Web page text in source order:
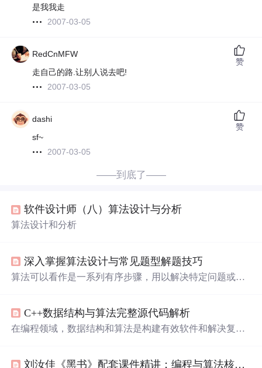
是我我走
2007-03-05
RedCnMFW
走自己的路.让别人说去吧!
2007-03-05
赞
dashi
sf~
2007-03-05
赞
——到底了——
软件设计师（八）算法设计与分析
算法设计和分析
深入掌握算法设计与常见题型解题技巧
算法可以看作是一系列有序步骤，用以解决特定问题或执
精确指导计算机执行复杂的操作，并且在资源有限的条件
下，高效地解决问题。在编程领域中，排序算法是将一组
优化等诸多方面。排序算法可以分为内部排序和外部排
C++数据结构与算法完整源代码解析
在编程领域，数据结构和算法是构建有效软件和解决复杂
者，掌握它们都是提高开发效率和优化性能的关键。单向
刘汝佳《黑书》配套课件精讲：编程与算法核心实战